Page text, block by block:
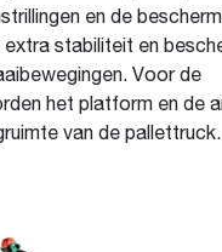
en de
stabiliteit en
Voor de
het platform en de
van de pallettruck.